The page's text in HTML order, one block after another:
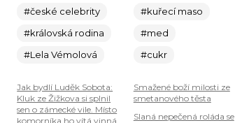
#české celebrity
#královská rodina
#Lela Vémolová
Jak bydlí Luděk Sobota:
Kluk ze Žižkova si splnil
sen o zámecké vile. Místo
komorníka ho vítá vinná
#kuřecí maso
#med
#cukr
Smažené boží milosti ze
smetanového těsta
Slaná nepečená roláda se